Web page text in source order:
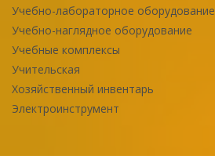
Учебно-лабораторное оборудование
Учебно-наглядное оборудование
Учебные комплексы
Учительская
Хозяйственный инвентарь
Электроинструмент